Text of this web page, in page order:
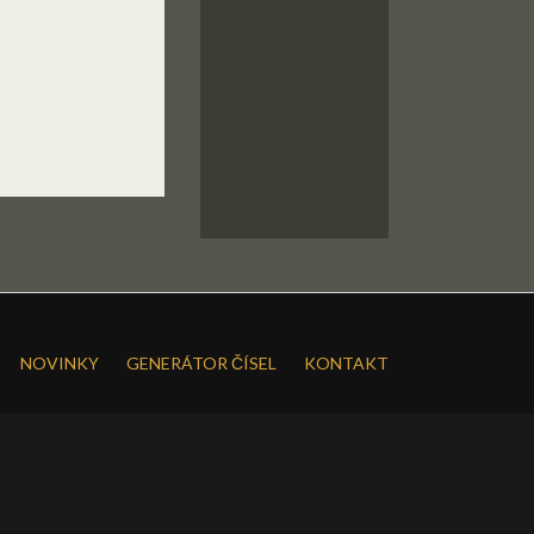
NOVINKY GENERÁTOR ČÍSEL
KONTAKT